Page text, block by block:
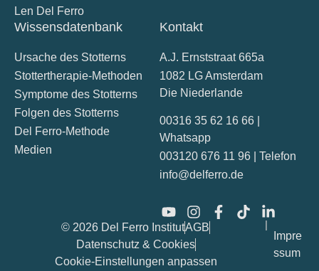
Len Del Ferro
Wissensdatenbank
Ursache des Stotterns
Stottertherapie-Methoden
Symptome des Stotterns
Folgen des Stotterns
Del Ferro-Methode
Medien
Kontakt
A.J. Ernststraat 665a
1082 LG Amsterdam
Die Niederlande
00316 35 62 16 66 |
Whatsapp
003120 676 11 96 | Telefon
info@delferro.de
© 2026 Del Ferro InstitutAGB
Datenschutz & Cookies
Cookie-Einstellungen anpassen
|
Impre
ssum